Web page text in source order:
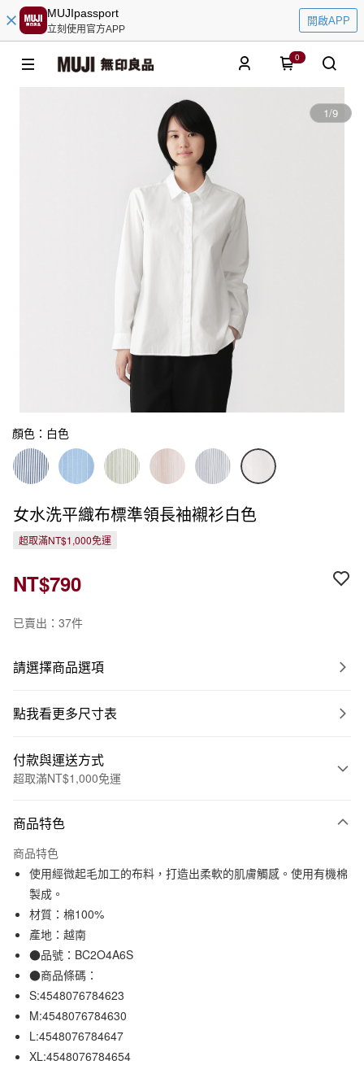
MUJIpassport
立刻使用官方APP
開啟APP
0
1/9
顏色：白色
女水洗平織布標準領長袖襯衫白色
超取滿NT$1,000免運
NT$790
已賣出：37件
請選擇商品選項
點我看更多尺寸表
付款與運送方式
超取滿NT$1,000免運
信用卡一次付款
信用卡分期付款
3 期 0 利率 每期
合作金庫商業銀行
華南商業銀行
上海商業儲蓄銀行
臺灣中小企業銀行
匯豐（台灣）商業銀行
聯邦商業銀行
元大商業銀行
玉山商業銀行
超商取貨付款
LINE Pay
Apple Pay
街口支付
悠遊付
商品特色
商品特色
使用經微起毛加工的布料，打造出柔軟的肌膚觸感。使用有機棉
製成。
材質：棉100%
產地：越南
●品號：BC2O4A6S
●商品條碼：
S:4548076784623
M:4548076784630
L:4548076784647
XL:4548076784654